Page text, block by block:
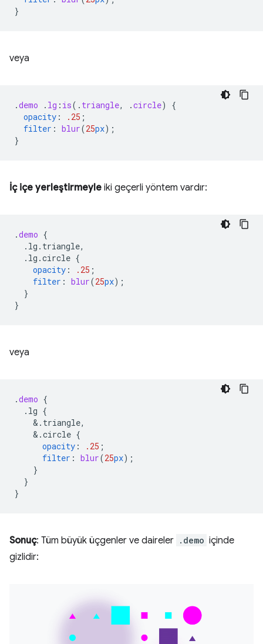
}
veya
.demo . lg : is( . triangle, .circle)
{
opacity : .25 ;
filter : blur(25px);
}
İç içe yerleştirmeyle iki geçerli yöntem vardır:
.demo {
.lg.triangle,
.lg.circle {
opacity : .25 ;
filter : blur(25px);
}
}
veya
.demo {
.lg {
& .triangle,
& .circle {
opacity : .25 ;
filter : blur(25px);
}
}
}
Sonuç: Tüm büyük üçgenler ve daireler .demo içinde
gizlidir: